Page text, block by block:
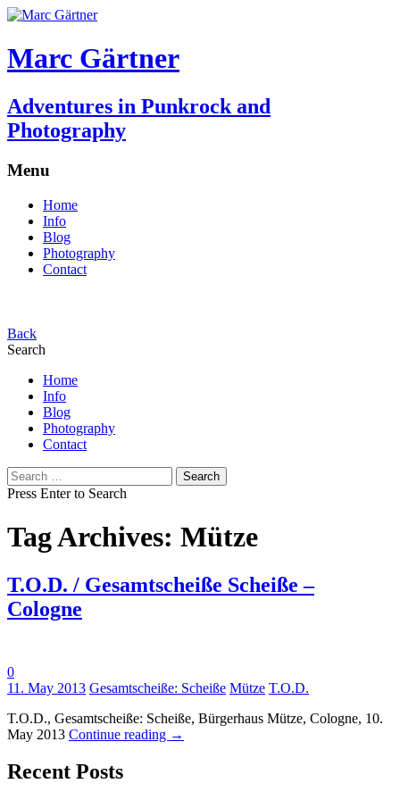
Marc Gärtner
Adventures in Punkrock and
Photography
Menu
Home
Info
Blog
Photography
Contact
Back
Search
Home
Info
Blog
Photography
Contact
Search
for:
Press Enter to Search
Tag Archives: Mütze
T.O.D. / Gesamtscheiße Scheiße –
Cologne
0
11. May 2013 Tags:
Gesamtscheiße: Scheiße Mütze T.O.D.
T.O.D., Gesamtscheiße: Scheiße, Bürgerhaus Mütze, Cologne, 10.
May 2013 Continue reading →
Recent Posts